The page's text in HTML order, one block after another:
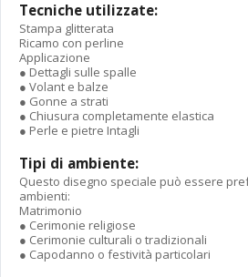
Tecniche utilizzate:
Stampa glitterata
Ricamo con perline
Applicazione
● Dettagli sulle spalle
● Volant e balze
● Gonne a strati
● Chiusura completamente elastica
● Perle e pietre Intagli
Tipi di ambiente:
Questo disegno speciale può essere
ambienti:
Matrimonio
● Cerimonie religiose
● Cerimonie culturali o tradizionali
● Capodanno o festività particolari